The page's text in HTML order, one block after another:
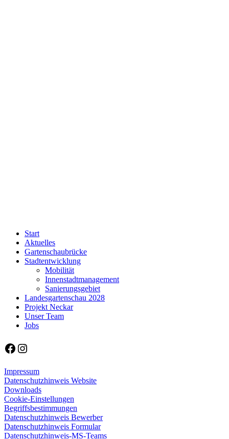
Start
Aktuelles
Gartenschaubrücke
Stadtentwicklung
Mobilität
Innenstadtmanagement
Sanierungsgebiet
Landesgartenschau 2028
Projekt Neckar
Unser Team
Jobs
Facebook
Instagram
Impressum
Datenschutzhinweis Website
Downloads
Cookie-Einstellungen
Begriffsbestimmungen
Datenschutzhinweis Bewerber
Datenschutzhinweis Formular
Datenschutzhinweis-MS-Teams